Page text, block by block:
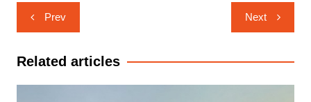
Navigasi
pos
Prev Next
Related articles